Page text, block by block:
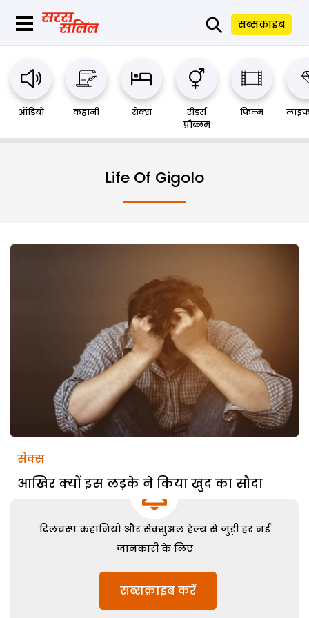
⚲ सब्सक्राइब
ऑडियो कहानी सेक्स
रीडर्स
प्रौब्लम
फिल्म
Life Of Gigolo
सेक्स
आखिर क्यों इस लड़के ने किया खुद का सौदा
दिलचस्प कहानियों और सेक्शुअल हेल्थ से जुड़ी हर नई
जानकारी के लिए
सब्सक्राइब करें